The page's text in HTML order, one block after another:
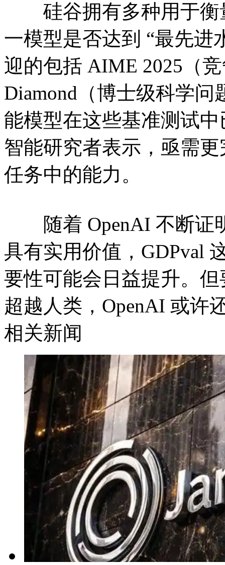
硅谷拥有多种用于衡
一模型是否达到 “最先进
迎的包括 AIME 2025（
Diamond（博士级科学
能模型在这些基准测试
智能研究者表示，亟需
任务中的能力。
随着 OpenAI 不断证
具有实用价值，GDPval
要性可能会日益提升。
超越人类，OpenAI 或许
相关新闻